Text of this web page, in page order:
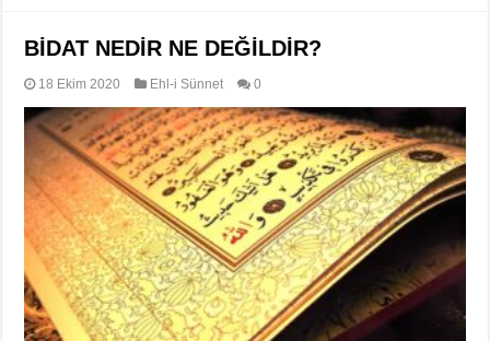
BİDAT NEDİR NE DEĞİLDİR?
18 Ekim 2020 Ehl-i Sünnet 0